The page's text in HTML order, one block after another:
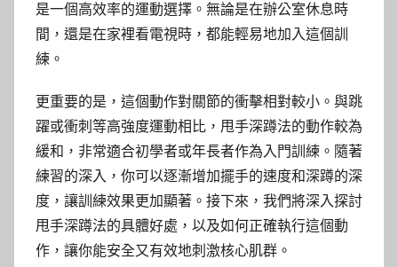
是一個高效率的運動選擇。無論是在辦公室休息時
間，還是在家裡看電視時，都能輕易地加入這個訓
練。
更重要的是，這個動作對關節的衝擊相對較小。與跳
躍或衝刺等高強度運動相比，甩手深蹲法的動作較為
緩和，非常適合初學者或年長者作為入門訓練。隨著
練習的深入，你可以逐漸增加擺手的速度和深蹲的深
度，讓訓練效果更加顯著。接下來，我們將深入探討
甩手深蹲法的具體好處，以及如何正確執行這個動
作，讓你能安全又有效地刺激核心肌群。